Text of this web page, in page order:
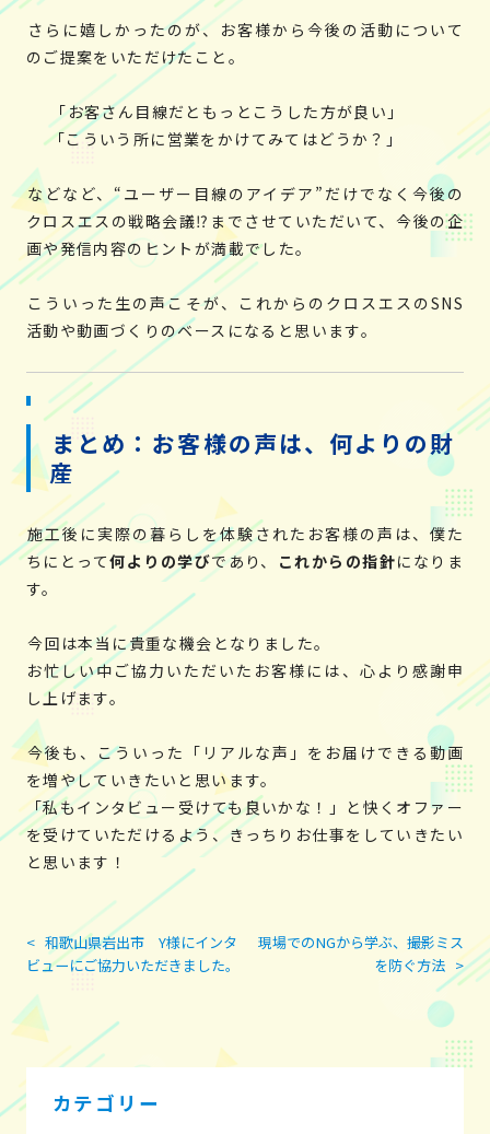
さらに嬉しかったのが、お客様から今後の活動について
のご提案をいただけたこと。
「お客さん目線だともっとこうした方が良い」
「こういう所に営業をかけてみてはどうか？」
などなど、“ユーザー目線のアイデア”だけでなく今後の
クロスエスの戦略会議⁉までさせていただいて、今後の企
画や発信内容のヒントが満載でした。
こういった生の声こそが、これからのクロスエスのSNS
活動や動画づくりのベースになると思います。
まとめ：お客様の声は、何よりの財
産
施工後に実際の暮らしを体験されたお客様の声は、僕た
ちにとって何よりの学びであり、 これからの指針になりま
す。
今回は本当に貴重な機会となりました。
お忙しい中ご協力いただいたお客様には、心より感謝申
し上げます。
今後も、こういった「リアルな声」をお届けできる動画
を増やしていきたいと思います。
「私もインタビュー受けても良いかな！」と快くオファー
を受けていただけるよう、きっちりお仕事をしていきたい
と思います！
投
稿
ビ
ゲ
ー
< 和歌山県岩出市 Y様にインタ
ビューにご協力いただきました。
現場でのNGから学ぶ、撮影ミス
を防ぐ方法 >
カテゴリー